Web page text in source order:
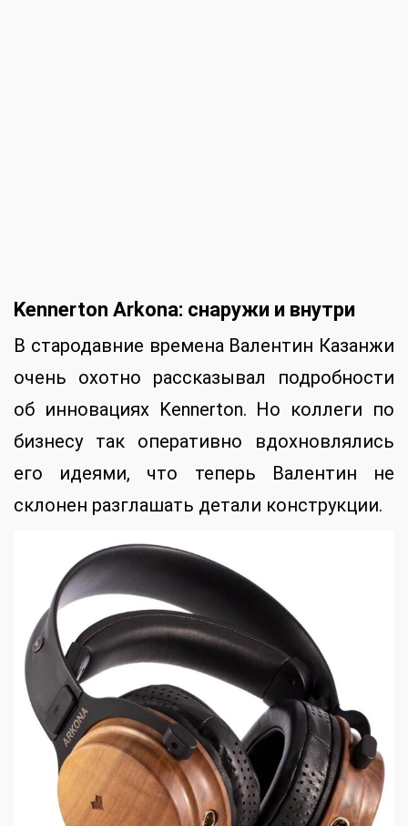
Kennerton Arkona: снаружи и внутри
В стародавние времена Валентин Казанжи
очень охотно рассказывал подробности
об инновациях Kennerton. Но коллеги по
бизнесу так оперативно вдохновлялись
его идеями, что теперь Валентин не
склонен разглашать детали конструкции.